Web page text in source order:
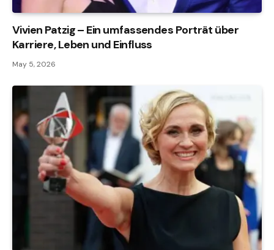
Vivien Patzig – Ein umfassendes Porträt über
Karriere, Leben und Einfluss
May 5, 2026